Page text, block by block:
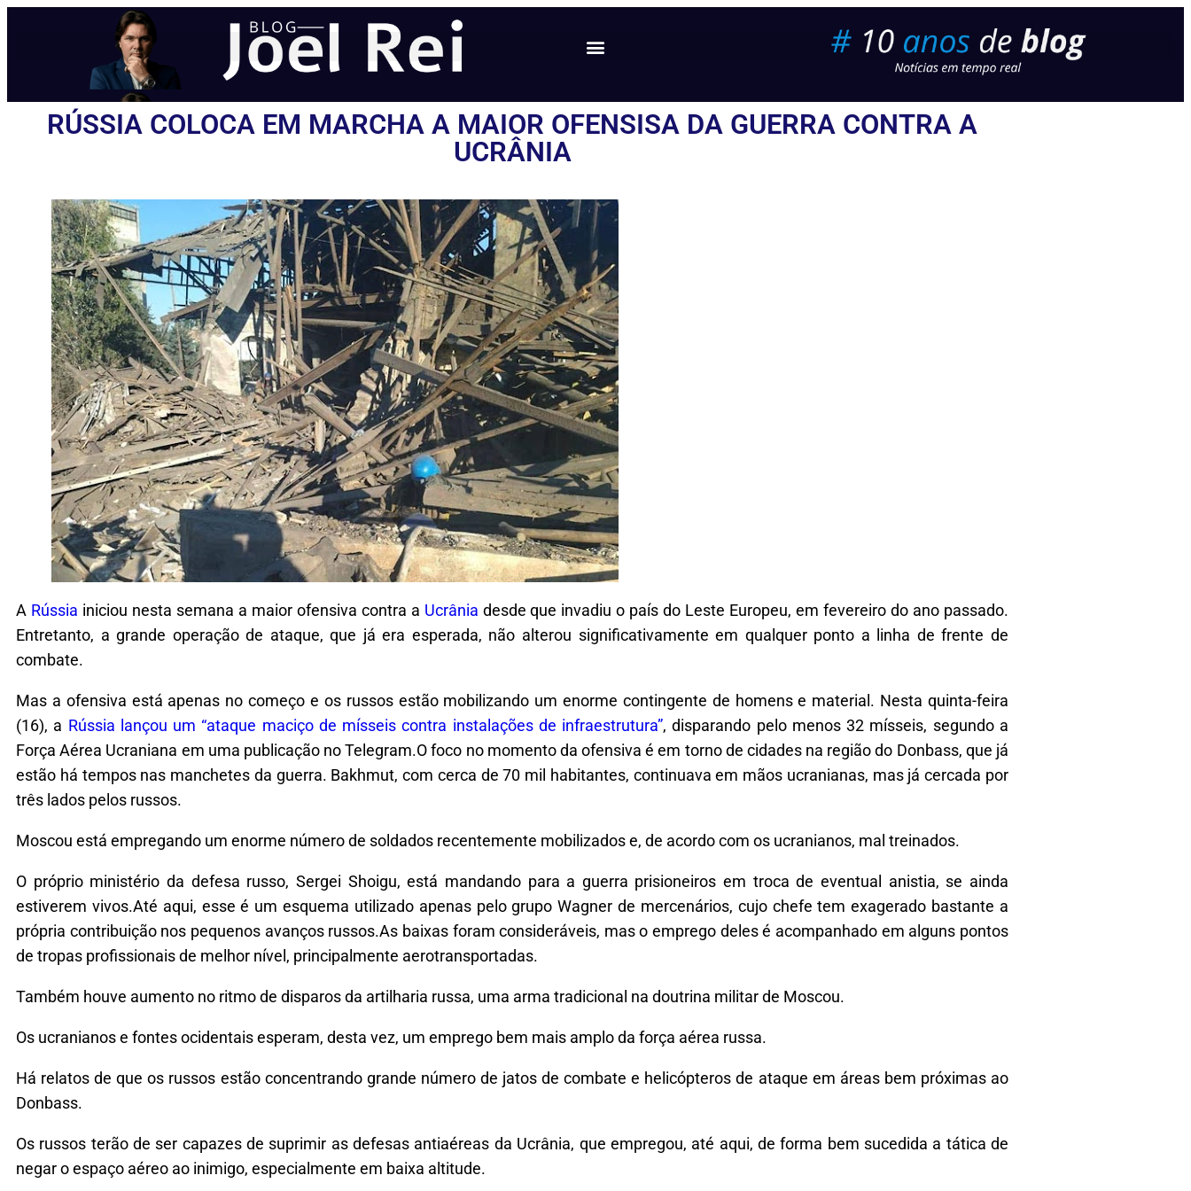
RÚSSIA COLOCA EM MARCHA A MAIOR OFENSISA DA GUERRA CONTRA A
UCRÂNIA
A Rússia iniciou nesta semana a maior ofensiva contra a Ucrânia desde que invadiu o país do Leste Europeu, em fevereiro do ano passado.
Entretanto, a grande operação de ataque, que já era esperada, não alterou significativamente em qualquer ponto a linha de frente de
combate.
Mas a ofensiva está apenas no começo e os russos estão mobilizando um enorme contingente de homens e material. Nesta quinta-feira
(16), a Rússia lançou um “ataque maciço de mísseis contra instalações de infraestrutura”, disparando pelo menos 32 mísseis, segundo a
Força Aérea Ucraniana em uma publicação no Telegram.O foco no momento da ofensiva é em torno de cidades na região do Donbass, que já
estão há tempos nas manchetes da guerra. Bakhmut, com cerca de 70 mil habitantes, continuava em mãos ucranianas, mas já cercada por
três lados pelos russos.
Moscou está empregando um enorme número de soldados recentemente mobilizados e, de acordo com os ucranianos, mal treinados.
O próprio ministério da defesa russo, Sergei Shoigu, está mandando para a guerra prisioneiros em troca de eventual anistia, se ainda
estiverem vivos.Até aqui, esse é um esquema utilizado apenas pelo grupo Wagner de mercenários, cujo chefe tem exagerado bastante a
própria contribuição nos pequenos avanços russos.As baixas foram consideráveis, mas o emprego deles é acompanhado em alguns pontos
de tropas profissionais de melhor nível, principalmente aerotransportadas.
Também houve aumento no ritmo de disparos da artilharia russa, uma arma tradicional na doutrina militar de Moscou.
Os ucranianos e fontes ocidentais esperam, desta vez, um emprego bem mais amplo da força aérea russa.
Há relatos de que os russos estão concentrando grande número de jatos de combate e helicópteros de ataque em áreas bem próximas ao
Donbass.
Os russos terão de ser capazes de suprimir as defesas antiaéreas da Ucrânia, que empregou, até aqui, de forma bem sucedida a tática de
negar o espaço aéreo ao inimigo, especialmente em baixa altitude.